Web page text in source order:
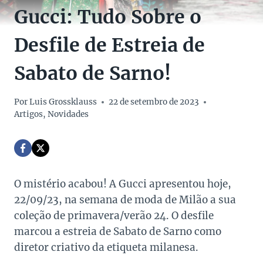
Gucci: Tudo Sobre o
Desfile de Estreia de
Sabato de Sarno!
PorLuis Grossklauss
22 de setembro de 2023
Artigos, Novidades
O mistério acabou! A Gucci apresentou hoje,
22/09/23, na semana de moda de Milão a sua
coleção de primavera/verão 24. O desfile
marcou a estreia de Sabato de Sarno como
diretor criativo da etiqueta milanesa.